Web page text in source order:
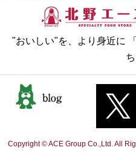
"おいしい"を、より身近に
Copyright © ACE Group Co.,Ltd. All